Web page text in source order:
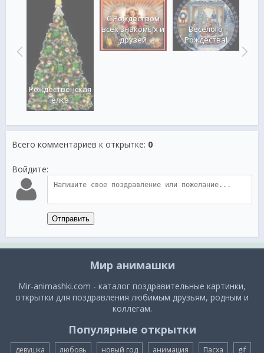
Рождественская
ёлка
С Рождеством
всех знакомых и
друзей
Веселого
Рождества!
Всего комментариев к открытке: 0
Войдите:
Отправить
Мир анимашки
Mir-animashki.com - каталог поздравительные картинки,
открытки для поздравления любимым друзьям, родным и
коллегам.
Популярные открытки
девушка любовь новый год анимация Пасха gif